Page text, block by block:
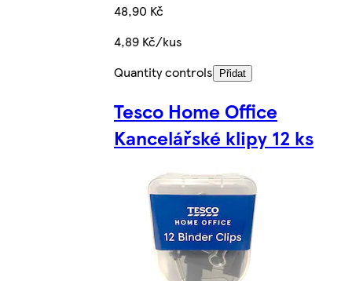
48,90 Kč
4,89 Kč/kus
Quantity controls
Přidat
Tesco Home Office
Kancelářské klipy 12 ks